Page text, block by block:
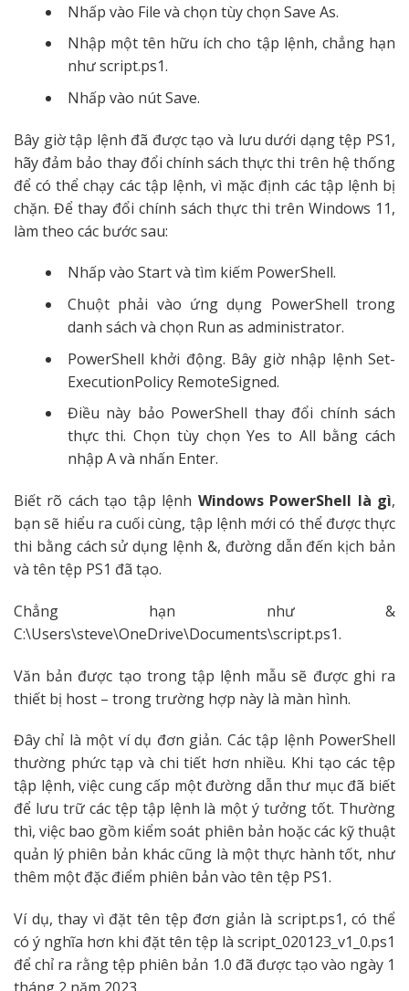
Nhấp vào File và chọn tùy chọn Save As.
Nhập một tên hữu ích cho tập lệnh, chẳng hạn
như script.ps1.
Nhấp vào nút Save.
Bây giờ tập lệnh đã được tạo và lưu dưới dạng tệp PS1,
hãy đảm bảo thay đổi chính sách thực thi trên hệ thống
để có thể chạy các tập lệnh, vì mặc định các tập lệnh bị
chặn. Để thay đổi chính sách thực thi trên Windows 11,
làm theo các bước sau:
Nhấp vào Start và tìm kiếm PowerShell.
Chuột phải vào ứng dụng PowerShell trong
danh sách và chọn Run as administrator.
PowerShell khởi động. Bây giờ nhập lệnh Set-
ExecutionPolicy RemoteSigned.
Điều này bảo PowerShell thay đổi chính sách
thực thi. Chọn tùy chọn Yes to All bằng cách
nhập A và nhấn Enter.
Biết rõ cách tạo tập lệnh Windows PowerShell là gì,
bạn sẽ hiểu ra cuối cùng, tập lệnh mới có thể được thực
thi bằng cách sử dụng lệnh &, đường dẫn đến kịch bản
và tên tệp PS1 đã tạo.
Chẳng hạn như &
C:\Users\steve\OneDrive\Documents\script.ps1.
Văn bản được tạo trong tập lệnh mẫu sẽ được ghi ra
thiết bị host – trong trường hợp này là màn hình.
Đây chỉ là một ví dụ đơn giản. Các tập lệnh PowerShell
thường phức tạp và chi tiết hơn nhiều. Khi tạo các tệp
tập lệnh, việc cung cấp một đường dẫn thư mục đã biết
để lưu trữ các tệp tập lệnh là một ý tưởng tốt. Thường
thì, việc bao gồm kiểm soát phiên bản hoặc các kỹ thuật
quản lý phiên bản khác cũng là một thực hành tốt, như
thêm một đặc điểm phiên bản vào tên tệp PS1.
Ví dụ, thay vì đặt tên tệp đơn giản là script.ps1, có thể
có ý nghĩa hơn khi đặt tên tệp là script_020123_v1_0.ps1
để chỉ ra rằng tệp phiên bản 1.0 đã được tạo vào ngày 1